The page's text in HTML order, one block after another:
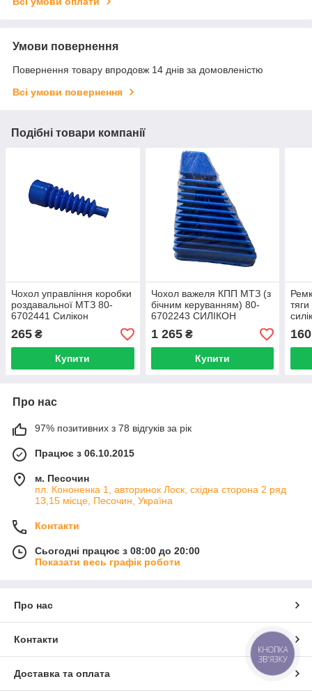
Умови повернення
Повернення товару впродовж 14 днів за домовленістю
Всі умови повернення
Подібні товари компанії
Чохол управління коробки
роздавальної МТЗ 80-
6702441 Силікон
265 ₴
Купити
Чохол важеля КПП МТЗ (з
бічним керуванням) 80-
6702243 СИЛІКОН
1 265₴
Купити
160
Про нас
97% позитивних з 78 відгуків за рік
Працює з 06.10.2015
м. Песочин
пл. Кононенка 1, авторинок Лоск, східна сторона 2 ряд
13,15 місце, Песочин, Україна
Контакти
Сьогодні працює з 08:00 до 20:00
Показати весь графік роботи
Про нас
Контакти
Доставка та оплата
КНОПКА
ЗВ'ЯЗКУ